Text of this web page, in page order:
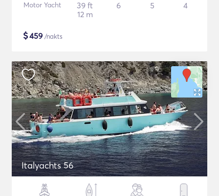
Motor Yacht
39 ft
12 m
6 5 4
$459 /nakts
Italyachts 56